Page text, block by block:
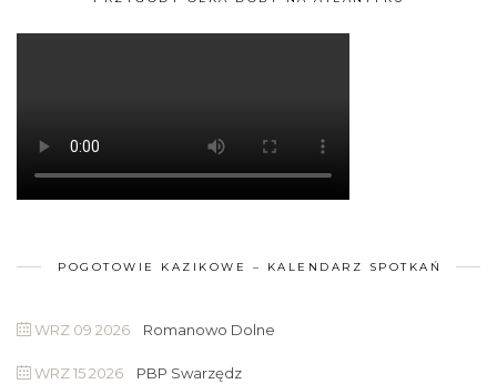
POGOTOWIE KAZIKOWE – KALENDARZ SPOTKAŃ
WRZ 09 2026 Romanowo Dolne
WRZ 15 2026 PBP Swarzędz